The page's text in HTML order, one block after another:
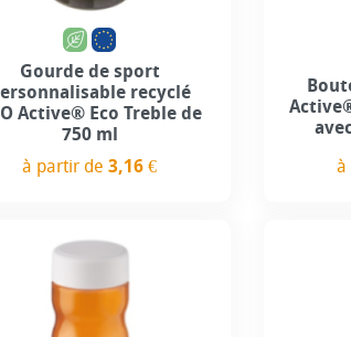
Gourde de sport
recyclé
Active® Eco Treble de
750 ml
à partir de3,16 €